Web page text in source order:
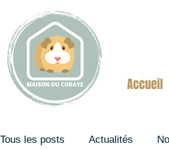
Accueil
Tous les posts Actualités